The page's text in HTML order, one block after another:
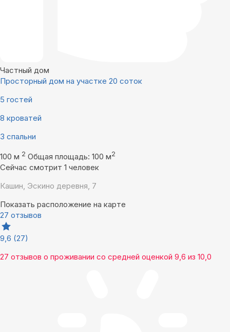
Частный дом
Просторный дом на участке 20 соток
5 гостей
8 кроватей
3 спальни
100 м 2 Общая площадь: 100 м2
Сейчас смотрит 1 человек
Кашин, Эскино деревня, 7
Показать расположение на карте
27 отзывов
9,6 (27)
27 отзывов о проживании со средней оценкой 9,6 из 10,0